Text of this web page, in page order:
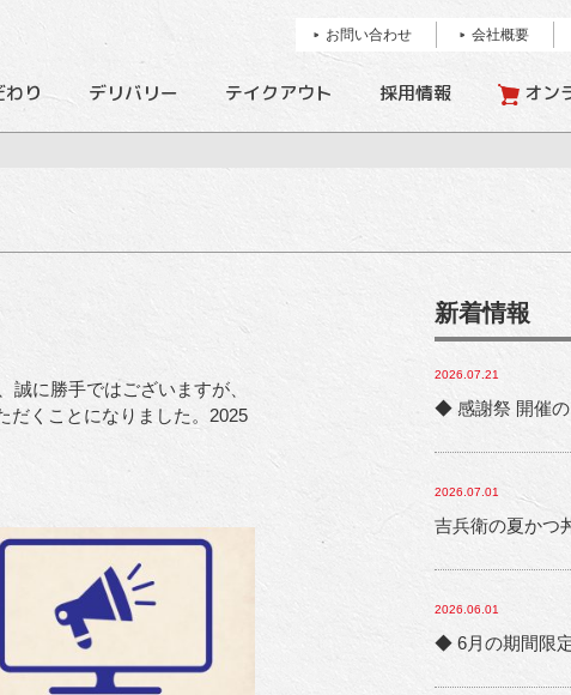
わり デリバリー テイクアウト 採用情報 オン
お問い合わせ 会社概要
に勝手ではございますが、
だくことになりました。2025
新着情報
2026.07.21
◆ 感謝祭 開催
2026.07.01
吉兵衛の夏かつ
2026.06.01
◆ 6月の期間限